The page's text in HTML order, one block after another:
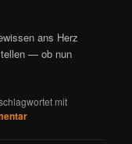
ans Herz
— ob nun
mit